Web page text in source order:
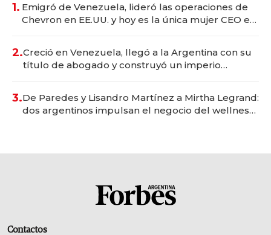
1. Emigró de Venezuela, lideró las operaciones de
Chevron en EE.UU. y hoy es la única mujer CEO en
2.Creció en Venezuela, llegó a la Argentina con su
título de abogado y construyó un imperio
3.De Paredes y Lisandro Martínez a Mirtha Legrand:
dos argentinos impulsan el negocio del wellness
Contactos